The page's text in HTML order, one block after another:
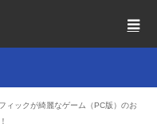
ィックが綺麗なゲーム（PC版）のお